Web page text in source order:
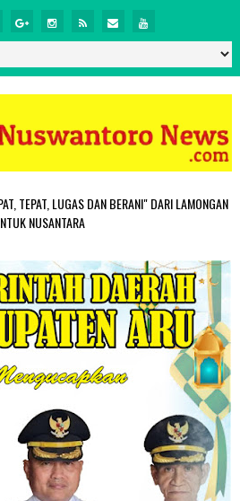
TEPAT, LUGAS DAN BERANI" DARI LAMONGAN
NUSANTARA